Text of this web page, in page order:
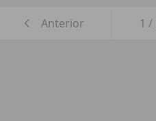
Anterior 1 /